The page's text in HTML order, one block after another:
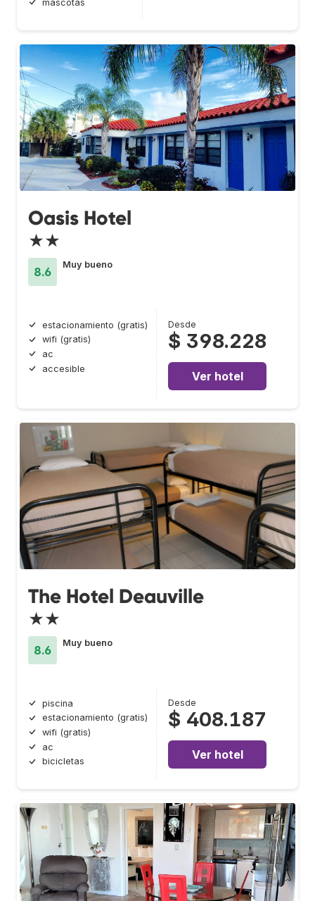
mascotas
Oasis Hotel
★★
8.6
Muy bueno
estacionamiento (gratis)
wifi (gratis)
ac
accesible
Desde
$ 398.228
Ver hotel
The Hotel Deauville
★★
8.6
Muy bueno
piscina
estacionamiento (gratis)
wifi (gratis)
ac
bicicletas
Desde
$ 408.187
Ver hotel